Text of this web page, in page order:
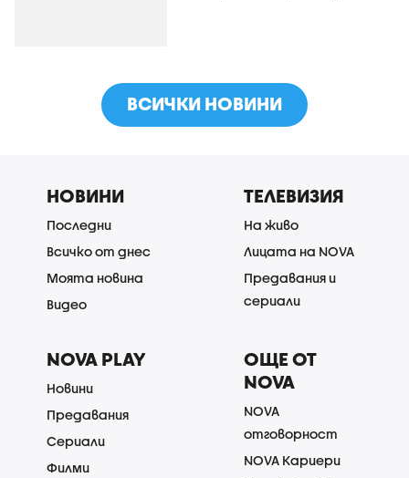
ВСИЧКИ НОВИНИ
НОВИНИ
Последни
Всичко от днес
Моята новина
Видео
ТЕЛЕВИЗИЯ
На живо
Лицата на NOVA
Предавания и
сериали
NOVA PLAY
Новини
Предавания
Сериали
Филми
ОЩЕ ОТ
NOVA
NOVA
отговорност
NOVA Кариери